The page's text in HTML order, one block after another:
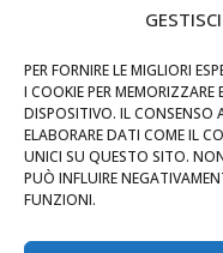
PER FORNIRE LE MIGLIORI
I COOKIE PER
DISPOSITIVO. IL CONSENSO
ELABORARE DATI COME IL
UNICI SU QUESTO SITO.
PUÒ INFLUIRE
FUNZIONI.
349 3863811
Privacy Policy
Cookie Policy